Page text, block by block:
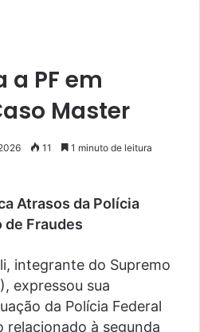
PF em
Master
11 1 minuto de leitura
Atrasos da Polícia
de Fraudes
integrante do Supremo
expressou sua
da Polícia Federal
relacionado à segunda